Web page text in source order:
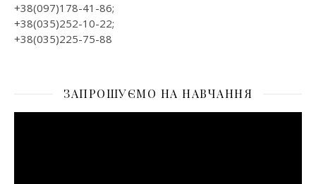
+38(097)178-41-86;
+38(035)252-10-22;
+38(035)225-75-88
ЗАПРОШУЄМО НА НАВЧАННЯ